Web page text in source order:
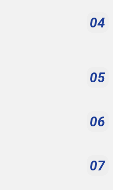
04
05
06
07